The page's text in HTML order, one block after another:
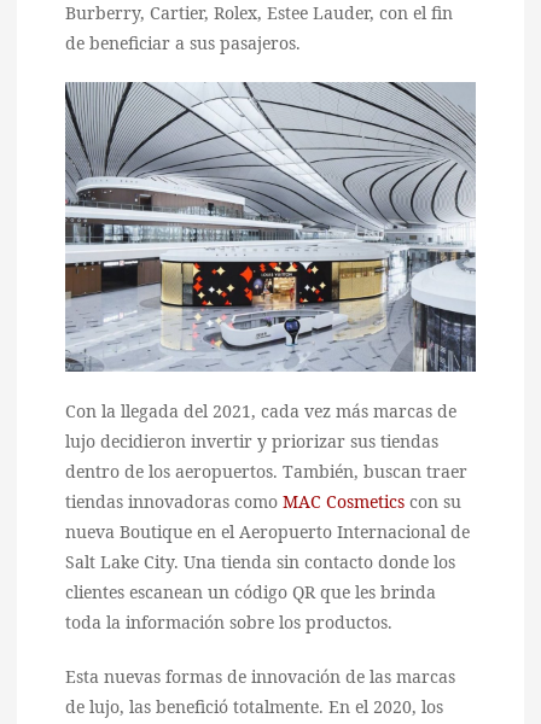
Burberry, Cartier, Rolex, Estee Lauder, con el fin
de beneficiar a sus pasajeros.
Con la llegada del 2021, cada vez más marcas de
lujo decidieron invertir y priorizar sus tiendas
dentro de los aeropuertos. También, buscan traer
tiendas innovadoras como MAC Cosmetics con su
nueva Boutique en el Aeropuerto Internacional de
Salt Lake City. Una tienda sin contacto donde los
clientes escanean un código QR que les brinda
toda la información sobre los productos.
Esta nuevas formas de innovación de las marcas
de lujo, las benefició totalmente. En el 2020, los